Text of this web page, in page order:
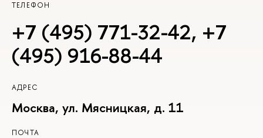
ТЕЛЕФОН
+7 (495) 771-32-42, +7
(495) 916-88-44
АДРЕС
Москва, ул. Мясницкая, д. 11
ПОЧТА